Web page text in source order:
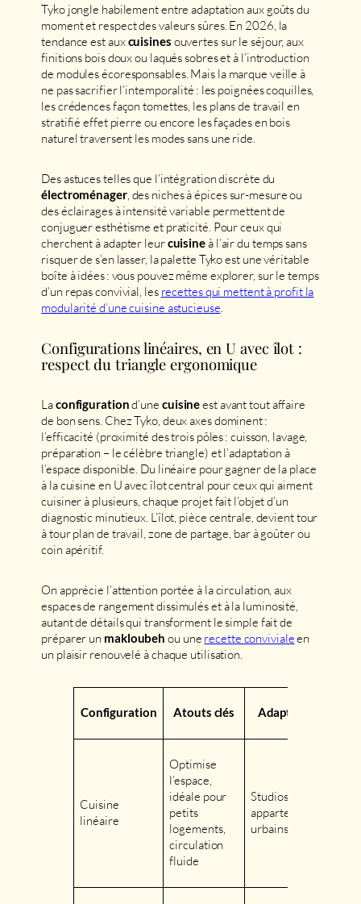
Tyko jongle habilement entre adaptation aux goûts du
moment et respect des valeurs sûres. En 2026, la
tendance est auxcuisines ouvertes sur le séjour, aux
finitions bois doux ou laqués sobres et à l’introduction
de modules écoresponsables. Mais la marque veille à
ne pas sacrifier l’intemporalité : les poignées coquilles,
les crédences façon tomettes, les plans de travail en
stratifié effet pierre ou encore les façades en bois
naturel traversent les modes sans une ride.
Des astuces telles que l’intégration discrète du
électroménager, des niches à épices sur-mesure ou
des éclairages à intensité variable permettent de
conjuguer esthétisme et praticité. Pour ceux qui
cherchent à adapter leurcuisineà l’air du temps sans
risquer de s’en lasser, la palette Tyko est une véritable
boîte à idées : vous pouvez même explorer, sur le temps
d’un repas convivial, les recettes qui mettent à profit la
modularité d’une cuisine astucieuse
Configurations linéaires, en U avec îlot :
respect du triangle ergonomique
Laconfigurationd’une cuisineest avant tout affaire
de bon sens. Chez Tyko, deux axes dominent :
l’efficacité (proximité des trois pôles : cuisson, lavage,
préparation – le célèbre triangle) et l’adaptation à
l’espace disponible. Du linéaire pour gagner de la place
à la cuisine en U avec îlot central pour ceux qui aiment
cuisiner à plusieurs, chaque projet fait l’objet d’un
diagnostic minutieux. L’îlot, pièce centrale, devient tour
à tour plan de travail, zone de partage, bar à goûter ou
coin apéritif.
On apprécie l’attention portée à la circulation, aux
espaces de rangement dissimulés et à la luminosité,
autant de détails qui transforment le simple fait de
préparer un makloubeh ou une recette convivialeen
un plaisir renouvelé à chaque utilisation.
Configuration Atouts clés Adapté à…
Cuisine
linéaire
Optimise
l’espace,
idéale pour
petits
logements,
circulation
fluide
Studios,
appartements
urbains